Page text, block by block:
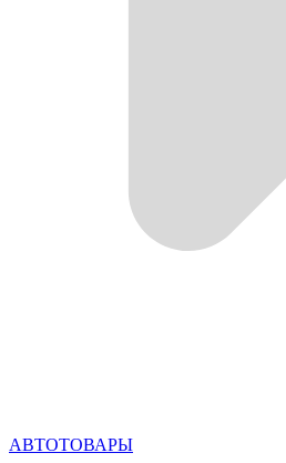
АВТОТОВАРЫ